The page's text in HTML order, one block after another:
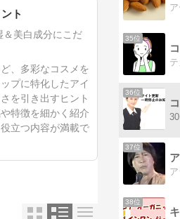
ト
＆美白成分にこだ
、多彩なコスメを
プに特化したアイ
を引き出すヒント
特徴を細かく紹介
立つ内容が満載で
35位
36位
37位
38位